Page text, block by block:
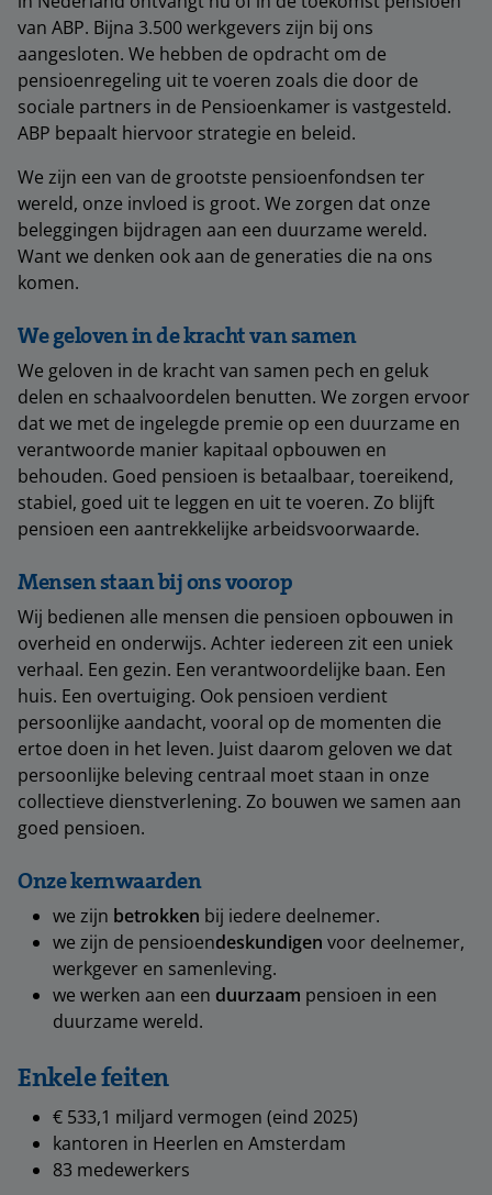
van ABP. Bijna 3.500 werkgevers zijn bij ons
aangesloten. We hebben de opdracht om de
pensioenregeling uit te voeren zoals die door de
sociale partners in de Pensioenkamer is vastgesteld.
ABP bepaalt hiervoor strategie en beleid.
We zijn een van de grootste pensioenfondsen ter
wereld, onze invloed is groot. We zorgen dat onze
beleggingen bijdragen aan een duurzame wereld.
Want we denken ook aan de generaties die na ons
komen.
We geloven in de kracht van samen
We geloven in de kracht van samen pech en geluk
delen en schaalvoordelen benutten. We zorgen ervoor
dat we met de ingelegde premie op een duurzame en
verantwoorde manier kapitaal opbouwen en
behouden. Goed pensioen is betaalbaar, toereikend,
stabiel, goed uit te leggen en uit te voeren. Zo blijft
pensioen een aantrekkelijke arbeidsvoorwaarde.
Mensen staan bij ons voorop
Wij bedienen alle mensen die pensioen opbouwen in
overheid en onderwijs. Achter iedereen zit een uniek
verhaal. Een gezin. Een verantwoordelijke baan. Een
huis. Een overtuiging. Ook pensioen verdient
persoonlijke aandacht, vooral op de momenten die
ertoe doen in het leven. Juist daarom geloven we dat
persoonlijke beleving centraal moet staan in onze
collectieve dienstverlening. Zo bouwen we samen aan
goed pensioen.
Onze kernwaarden
we zijn betrokken bij iedere deelnemer.
we zijn de pensioendeskundigen voor deelnemer,
werkgever en samenleving.
we werken aan een duurzaam pensioen in een
duurzame wereld.
Enkele feiten
€ 533,1 miljard vermogen (eind 2025)
kantoren in Heerlen en Amsterdam
83 medewerkers